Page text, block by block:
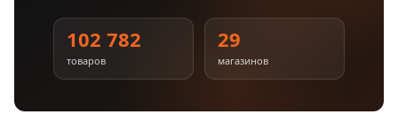
102 782
товаров
29
магазинов